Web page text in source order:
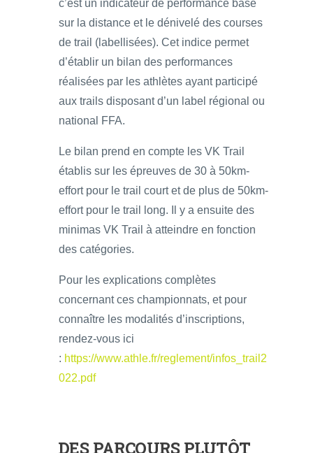
c’est un indicateur de performance basé
sur la distance et le dénivelé des courses
de trail (labellisées). Cet indice permet
d’établir un bilan des performances
réalisées par les athlètes ayant participé
aux trails disposant d’un label régional ou
national FFA.
Le bilan prend en compte les VK Trail
établis sur les épreuves de 30 à 50km-
effort pour le trail court et de plus de 50km-
effort pour le trail long. Il y a ensuite des
minimas VK Trail à atteindre en fonction
des catégories.
Pour les explications complètes
concernant ces championnats, et pour
connaître les modalités d’inscriptions,
rendez-vous ici
: https://www.athle.fr/reglement/infos_trail2
022.pdf
DES PARCOURS PLUTÔT